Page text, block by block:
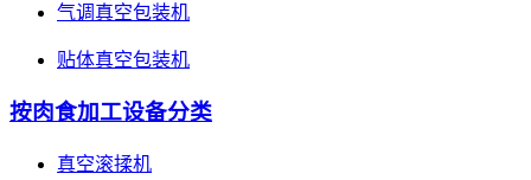
气调真空包装机
贴体真空包装机
按肉食加工设备分类
真空滚揉机